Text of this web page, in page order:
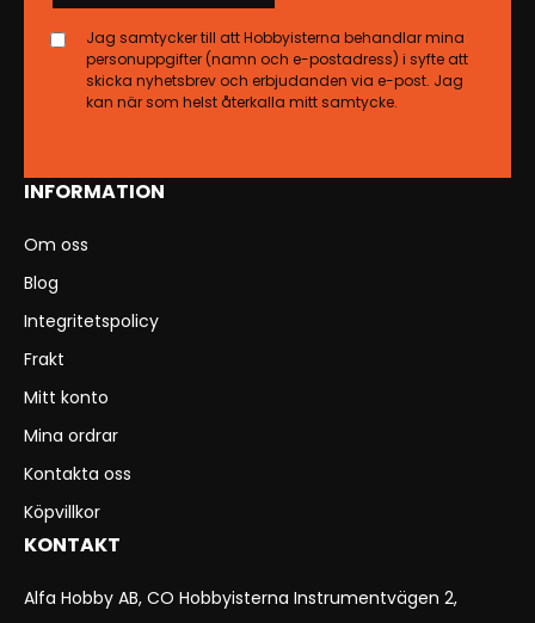
INFORMATION
Om oss
Blog
Integritetspolicy
Frakt
Mitt konto
Mina ordrar
Kontakta oss
Köpvillkor
KONTAKT
Alfa Hobby AB, CO Hobbyisterna Instrumentvägen 2,
Jag samtycker till att Hobbyisterna behandlar mina
personuppgifter (namn och e-postadress) i syfte att
skicka nyhetsbrev och erbjudanden via e-post. Jag
kan när som helst återkalla mitt samtycke.